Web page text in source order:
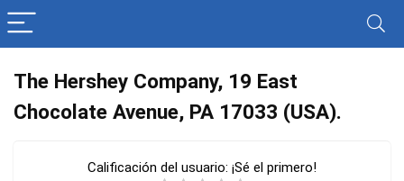
The Hershey Company, 19 East
Chocolate Avenue, PA 17033 (USA).
Calificación del usuario: ¡Sé el primero!